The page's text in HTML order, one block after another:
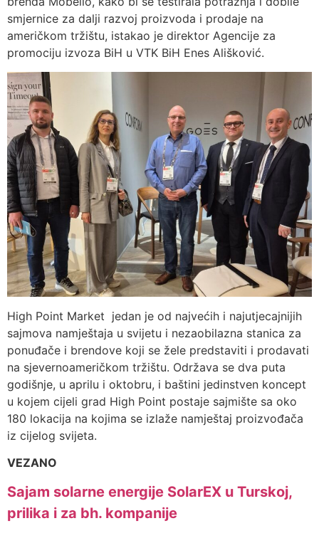
smjernice za dalji razvoj proizvoda i prodaje na
američkom tržištu, istakao je direktor Agencije za
promociju izvoza BiH u VTK BiH Enes Ališković.
High Point Market jedan je od najvećih i najutjecajnijih
sajmova namještaja u svijetu i nezaobilazna stanica za
ponuđače i brendove koji se žele predstaviti i prodavati
na sjevernoameričkom tržištu. Održava se dva puta
godišnje, u aprilu i oktobru, i baštini jedinstven koncept
u kojem cijeli grad High Point postaje sajmište sa oko
180 lokacija na kojima se izlaže namještaj proizvođača
iz cijelog svijeta.
VEZANO
Sajam solarne energije SolarEX u Turskoj,
prilika i za bh. kompanije